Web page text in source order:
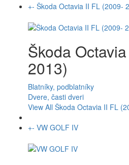
+- Škoda Octavia II FL (2009-
Škoda
2013)
Blatníky, podblatníky
Dvere, časti dveri
View All Škoda Octavia II FL
+- VW GOLF IV